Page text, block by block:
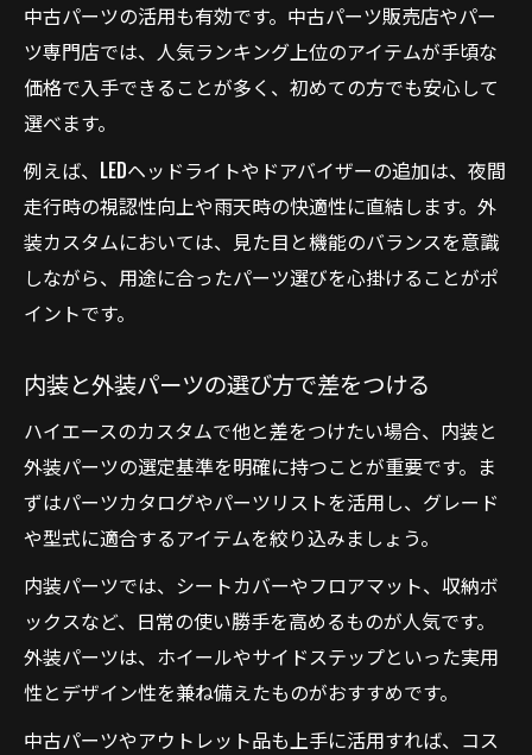
中古パーツの活用も有効です。中古パーツ販売店やパー
ツ専門店では、人気ランキング上位のアイテムが手頃な
価格で入手できることが多く、初めての方でも安心して
選べます。
例えば、LEDヘッドライトやドアバイザーの追加は、夜間
走行時の視認性向上や雨天時の快適性に直結します。外
装カスタムにおいては、見た目と機能のバランスを意識
しながら、用途に合ったパーツ選びを心掛けることがポ
イントです。
内装と外装パーツの選び方で差をつける
ハイエースのカスタムで他と差をつけたい場合、内装と
外装パーツの選定基準を明確に持つことが重要です。ま
ずはパーツカタログやパーツリストを活用し、グレード
や型式に適合するアイテムを絞り込みましょう。
内装パーツでは、シートカバーやフロアマット、収納ボ
ックスなど、日常の使い勝手を高めるものが人気です。
外装パーツは、ホイールやサイドステップといった実用
性とデザイン性を兼ね備えたものがおすすめです。
中古パーツやアウトレット品も上手に活用すれば、コス